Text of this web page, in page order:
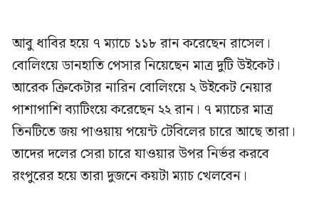
আবু ধাবির হয়ে ৭ ম্যাচে ১১৮ রান করেছেন রাসেল।
বোলিংয়ে ডানহাতি পেসার নিয়েছেন মাত্র দুটি উইকেট।
আরেক ক্রিকেটার নারিন বোলিংয়ে ২ উইকেট নেয়ার
পাশাপাশি ব্যাটিংয়ে করেছেন ২২ রান। ৭ ম্যাচের মাত্র
তিনটিতে জয় পাওয়ায় পয়েন্ট টেবিলের চারে আছে তারা।
তাদের দলের সেরা চারে যাওয়ার উপর নির্ভর করবে
রংপুরের হয়ে তারা দুজনে কয়টা ম্যাচ খেলবেন।